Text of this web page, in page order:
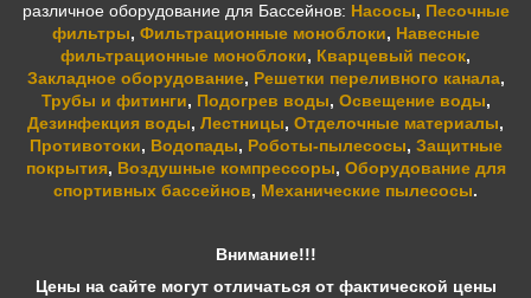
различное оборудование для Бассейнов: Насосы, Песочные
фильтры, Фильтрационные моноблоки, Навесные
фильтрационные моноблоки, Кварцевый песок,
Закладное оборудование, Решетки переливного канала,
Трубы и фитинги, Подогрев воды, Освещение воды,
Дезинфекция воды, Лестницы, Отделочные материалы,
Противотоки, Водопады, Роботы-пылесосы, Защитные
покрытия, Воздушные компрессоры, Оборудование для
спортивных бассейнов, Механические пылесосы.
Внимание!!!
Цены на сайте могут отличаться от фактической цены